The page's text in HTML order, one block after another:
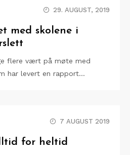
29. AUGUST, 2019
med skolene i
flere vært på møte med
har levert en rapport…
7 AUGUST 2019
for heltid